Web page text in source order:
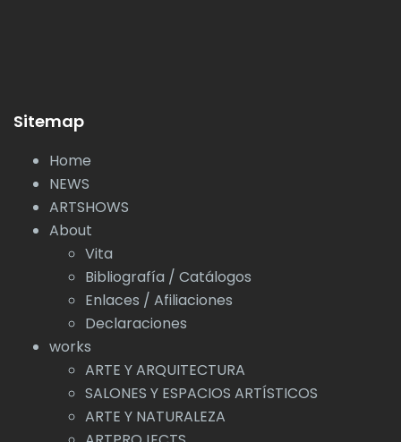
Sitemap
Home
NEWS
ARTSHOWS
About
Vita
Bibliografía / Catálogos
Enlaces / Afiliaciones
Declaraciones
works
ARTE Y ARQUITECTURA
SALONES Y ESPACIOS ARTÍSTICOS
ARTE Y NATURALEZA